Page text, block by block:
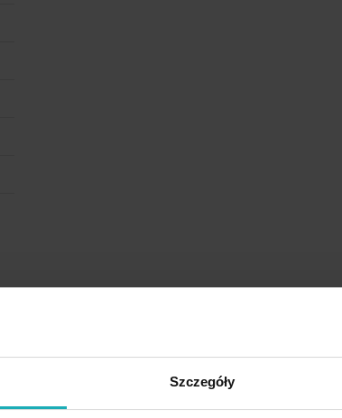
Szczegóły